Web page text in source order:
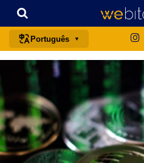
Português
português (BR)
español
français
italiano
deutsch